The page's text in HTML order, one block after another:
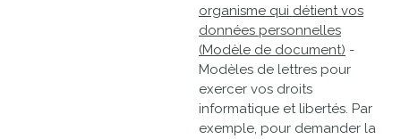
organisme qui détient vos
données personnelles
(Modèle de document) -
Modèles de lettres pour
exercer vos droits
informatique et libertés. Par
exemple, pour demander la